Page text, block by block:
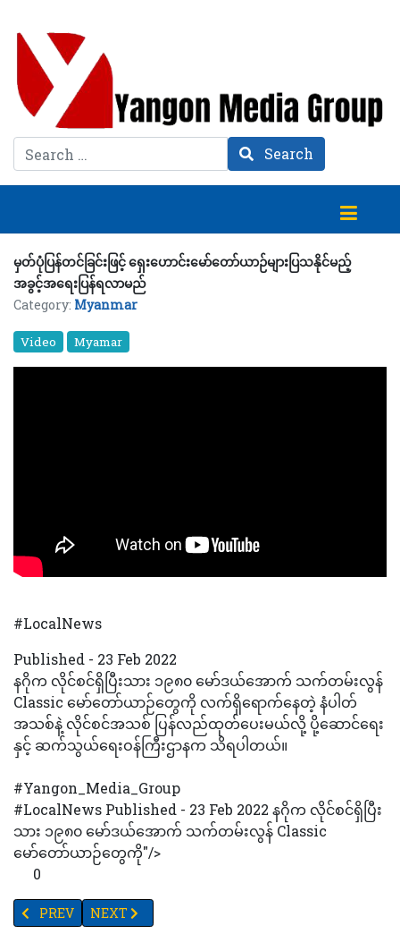
Search Search
မှတ်ပုံပြန်တင်ခြင်းဖြင့် ရှေးဟောင်းမော်တော်ယာဉ်များပြသနိုင်မည့်
အခွင့်အရေးပြန်ရလာမည်
Category: Myanmar
Video Myamar
#LocalNews
Published - 23 Feb 2022
နဂိုက လိုင်စင်ရှိပြီးသား ၁၉၈၀ မော်ဒယ်အောက် သက်တမ်းလွန်
Classic မော်တော်ယာဉ်တွေကို လက်ရှိရောက်နေတဲ့ နံပါတ်
အသစ်နဲ့ လိုင်စင်အသစ် ပြန်လည်ထုတ်ပေးမယ်လို့ ပို့ဆောင်ရေး
နှင့် ဆက်သွယ်ရေးဝန်ကြီးဌာနက သိရပါတယ်။
#Yangon_Media_Group
#LocalNews Published - 23 Feb 2022 နဂိုက လိုင်စင်ရှိပြီး
သား ၁၉၈၀ မော်ဒယ်အောက် သက်တမ်းလွန် Classic
မော်တော်ယာဉ်တွေကို"/>
0
PREVIOUS ARTICLE: တစ်နှစ်ကျော်ကာလအတွင်း အိုးအိမ်စွန့်ခွာသူပ
PREV NEXT ARTICLE: ပုလဲမြို့သစ် အရန်မီးသတ်တပ်ဖွဲ့ ကအခ
NEXT